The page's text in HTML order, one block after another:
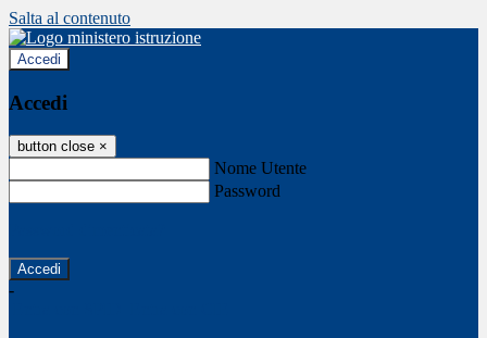
Salta al contenuto
Accedi
Accedi
button close ×
Nome Utente
Password
-